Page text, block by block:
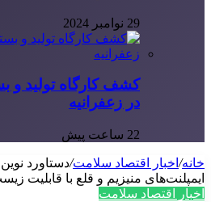
29 نوامبر 2024
کشف کارگاه تولید و
در زعفرانیه
22 ساعت پیش
خانه/ اخبار اقتصاد سلامت/دستاورد
ایمپلنت‌های منیزیم و قلع با قابلیت
اخبار اقتصاد سلامت